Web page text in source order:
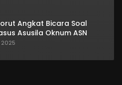
Angkat Bicara Soal
Asusila Oknum ASN
2025